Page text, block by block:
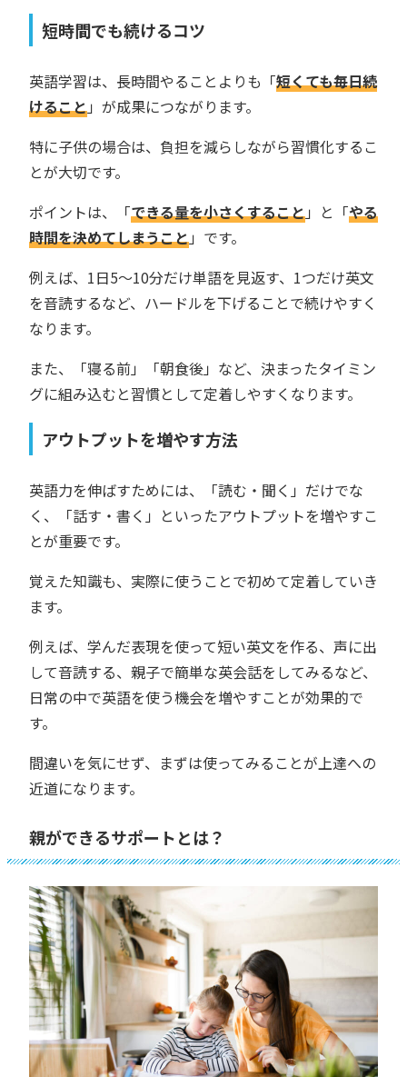
短時間でも続けるコツ
英語学習は、長時間やることよりも「短くても毎日続
けること」が成果につながります。
特に子供の場合は、負担を減らしながら習慣化するこ
とが大切です。
ポイントは、「できる量を小さくすること」と「やる
時間を決めてしまうこと」です。
例えば、1日5〜10分だけ単語を見返す、1つだけ英文
を音読するなど、ハードルを下げることで続けやすく
なります。
また、「寝る前」「朝食後」など、決まったタイミン
グに組み込むと習慣として定着しやすくなります。
アウトプットを増やす方法
英語力を伸ばすためには、「読む・聞く」だけでな
く、「話す・書く」といったアウトプットを増やすこ
とが重要です。
覚えた知識も、実際に使うことで初めて定着していき
ます。
例えば、学んだ表現を使って短い英文を作る、声に出
して音読する、親子で簡単な英会話をしてみるなど、
日常の中で英語を使う機会を増やすことが効果的で
す。
間違いを気にせず、まずは使ってみることが上達への
近道になります。
親ができるサポートとは？